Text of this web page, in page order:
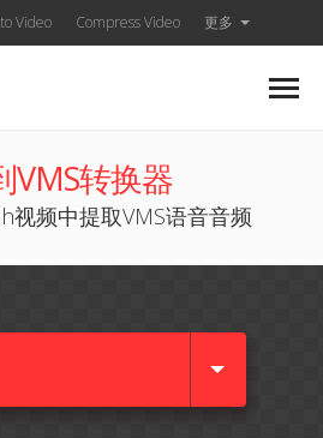
Video Compress Video 更多
VMS转换器
视频中提取VMS语音音频